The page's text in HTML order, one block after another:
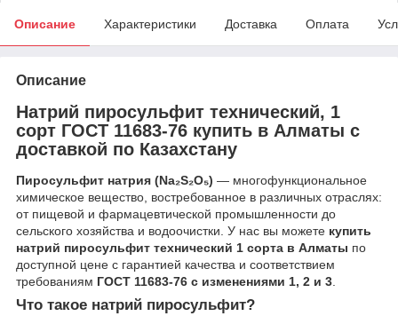
Описание Характеристики Доставка Оплата
Описание
Натрий пиросульфит технический, 1
сорт ГОСТ 11683-76 купить в Алматы с
доставкой по Казахстану
Пиросульфит натрия (Na₂S₂O₅) — многофункциональное
химическое вещество, востребованное в различных отраслях:
от пищевой и фармацевтической промышленности до
сельского хозяйства и водоочистки. У нас вы можете купить
натрий пиросульфит технический 1 сорта в Алматы по
доступной цене с гарантией качества и соответствием
требованиям ГОСТ 11683-76 с изменениями 1, 2 и 3.
Что такое натрий пиросульфит?